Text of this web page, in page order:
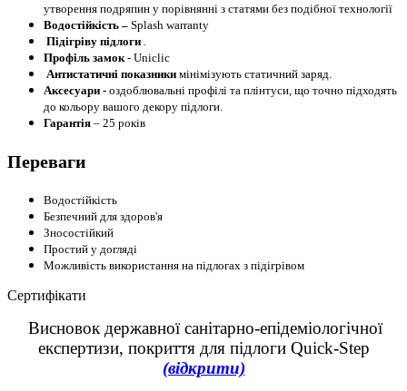
утворення подряпин у порівнянні з статями без подібної технології
Водостійкість – Splash warranty
Підігріву підлоги
Профіль замок - Uniclic
Антистатичні показники мінімізують статичний заряд.
Аксесуари - оздоблювальні профілі та плінтуси, що точно підходять
до кольору вашого декору підлоги.
Гарантія – 25 років
Переваги
Водостійкість
Безпечний для здоров'я
Зносостійкий
Простий у догляді
Можливість використання на підлогах з підігрівом
Сертифікати
Висновок державної санітарно-епідеміологічної
експертизи, покриття для підлоги Quick-Step
(відкрити)